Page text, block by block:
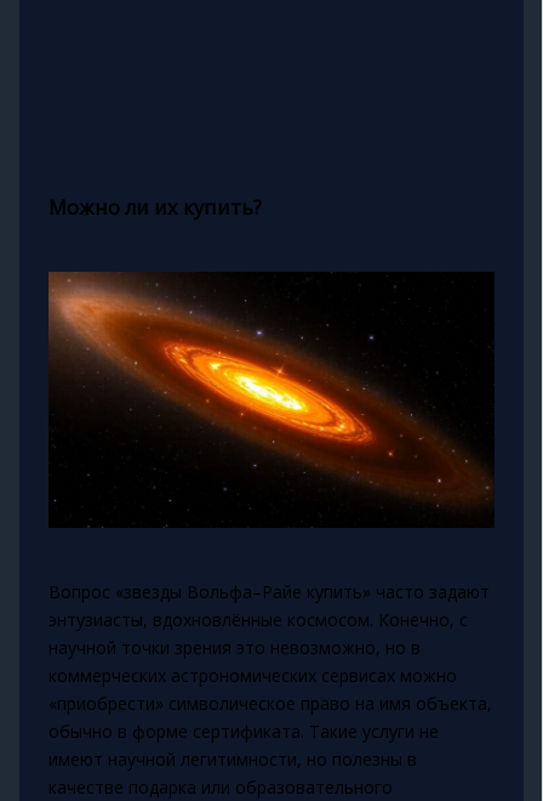
Можно ли их купить?
Вопрос «звезды Вольфа–Райе купить» часто задают
энтузиасты, вдохновлённые космосом. Конечно, с
научной точки зрения это невозможно, но в
коммерческих астрономических сервисах можно
«приобрести» символическое право на имя объекта,
обычно в форме сертификата. Такие услуги не
имеют научной легитимности, но полезны в
качестве подарка или образовательного